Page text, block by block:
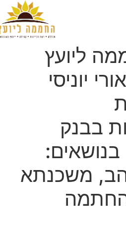
ליועץ
יוניסי
בבנק
בנושאים:
משכנתא